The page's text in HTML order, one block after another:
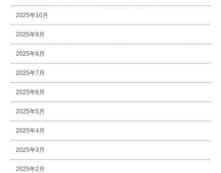
2025年10月
2025年9月
2025年8月
2025年7月
2025年6月
2025年5月
2025年4月
2025年3月
2025年2月